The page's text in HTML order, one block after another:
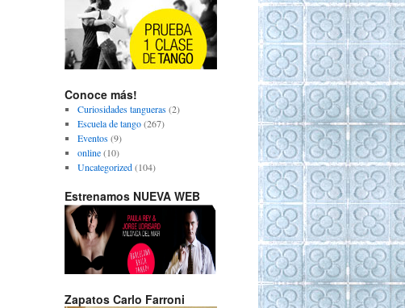
Conoce más!
Curiosidades tangueras(2)
Escuela de tango(267)
Eventos(9)
online(10)
Uncategorized(104)
Estrenamos NUEVA WEB
Zapatos Carlo Farroni